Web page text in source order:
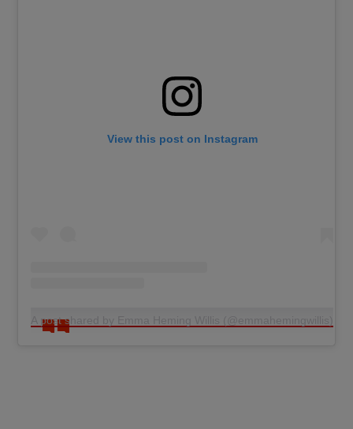
View this post on Instagram
A post shared by Emma Heming Willis (@emmahemingwillis)